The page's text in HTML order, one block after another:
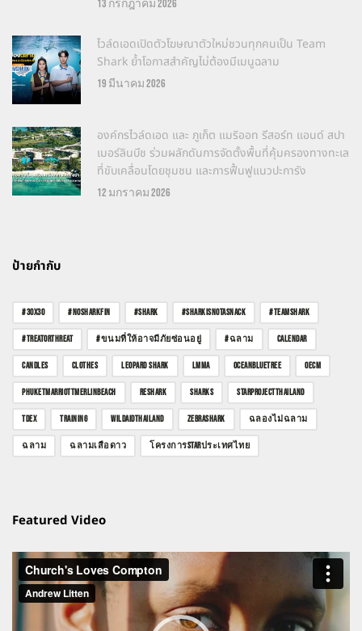
13 กรกฎาคม 2026
ไวล์ดเอดเปิดตัวโฆษณาตัวใหม่ชวนทุกคนเป็น Team
Shark ย้ำโอกาสสำคัญไม่ต้องมีเมนูฉลาม
19 มีนาคม 2026
องค์กรไวล์ดเอด และ ภูเก็ต แมริออท รีสอร์ท แอนด์ สปา
เมอร์ลินบีช ร่วมผลักดันการจัดตั้งพื้นที่คุ้มครองทางทะเล
ที่ขับเคลื่อนโดยชุมชน และการฟื้นฟูแนวปะการัง
12 มกราคม 2026
ป้ายกำกับ
#30X30 #NOSHARKFIN #SHARK #SHARKISNOTASNACK #TEAMSHARK
#TREATORTHREAT #ขนมที่ให้อาจมีภัยซ่อนอยู่ #ฉลาม CALENDAR
CANDLES CLOTHES LEOPARD SHARK LMMA OCEANBLUETREE OECM
PHUKETMARRIOTTMERLINBEACH RESHARK SHARKS STARPROJECTTHAILAND
TDEX TRAINING WILDAIDTHAILAND ZEBRASHARK ฉลองไม่ฉลาม
ฉลาม ฉลามเสือดาว โครงการSTARประเทศไทย
Featured Video
ตัว
เล่น
ไฟล์